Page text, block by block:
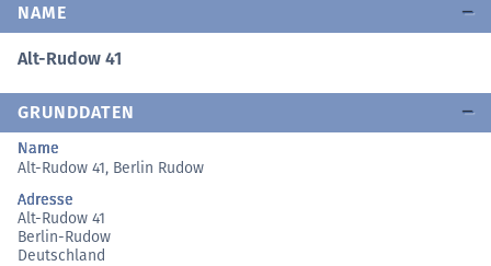
NAME
Alt-Rudow 41
GRUNDDATEN
Name
Alt-Rudow 41, Berlin Rudow
Adresse
Alt-Rudow 41
Berlin-Rudow
Deutschland